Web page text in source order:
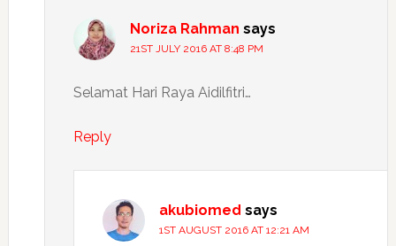
Noriza Rahman says
21ST JULY 2016 AT 8:48 PM
Selamat Hari Raya Aidilfitri…
Reply
akubiomed says
1ST AUGUST 2016 AT 12:21 AM